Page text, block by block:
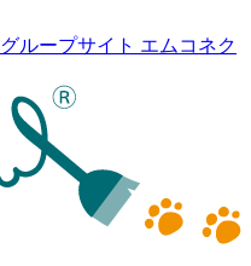
グループサイト エムコネク